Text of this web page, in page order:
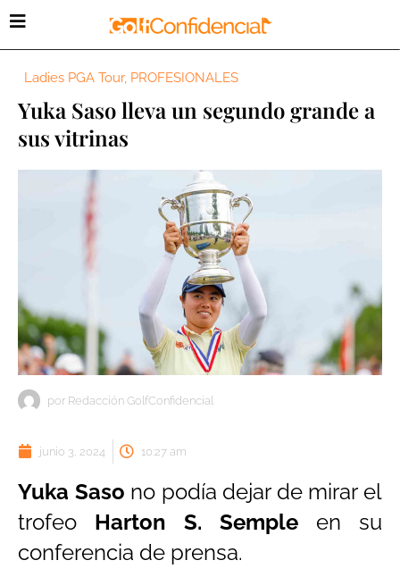
Ladies PGA Tour, PROFESIONALES
Yuka Saso lleva un segundo grande a
sus vitrinas
por Redacción GolfConfidencial
junio 3, 2024 10:27 am
Yuka Saso no podía dejar de mirar el
trofeo Harton S. Semple en su
conferencia de prensa.